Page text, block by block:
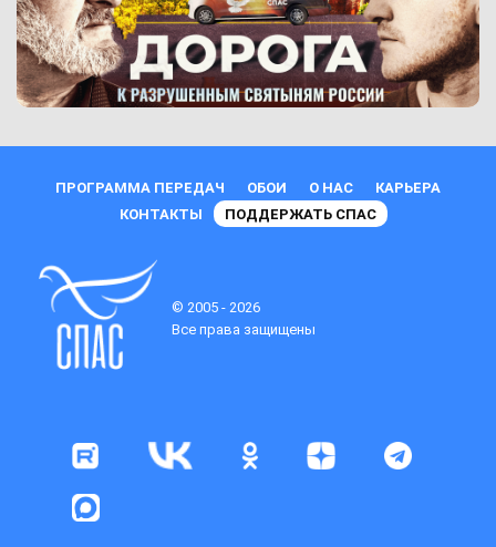
ПРОГРАММА ПЕРЕДАЧ ОБОИ О НАС
КАРЬЕРА
КОНТАКТЫ
ПОДДЕРЖАТЬ СПАС
© 2005 - 2026
Все права защищены